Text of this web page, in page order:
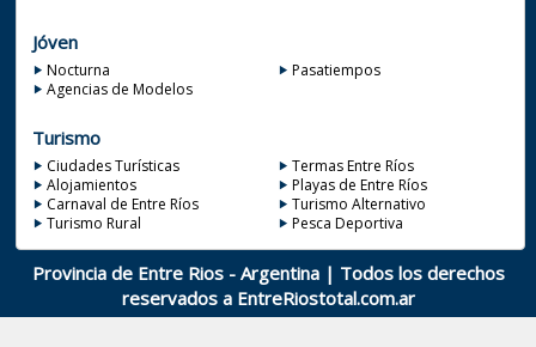
Jóven
Nocturna
Pasatiempos
Agencias de Modelos
Turismo
Ciudades Turísticas
Termas Entre Ríos
Alojamientos
Playas de Entre Ríos
Carnaval de Entre Ríos
Turismo Alternativo
Turismo Rural
Pesca Deportiva
Provincia de Entre Rios - Argentina | Todos los derechos
reservados a EntreRiostotal.com.ar